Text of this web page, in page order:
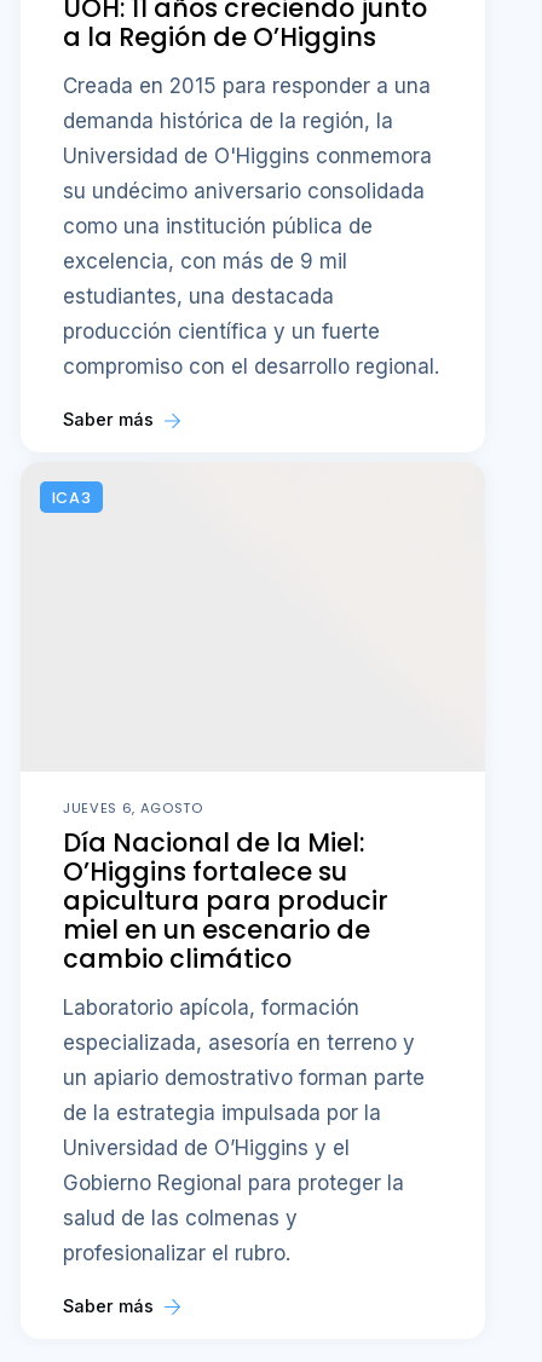
UOH: 11 años creciendo junto
a la Región de O’Higgins
Creada en 2015 para responder a una
demanda histórica de la región, la
Universidad de O'Higgins conmemora
su undécimo aniversario consolidada
como una institución pública de
excelencia, con más de 9 mil
estudiantes, una destacada
producción científica y un fuerte
compromiso con el desarrollo regional.
Saber más
ICA3
JUEVES 6, AGOSTO
Día Nacional de la Miel:
O’Higgins fortalece su
apicultura para producir
miel en un escenario de
cambio climático
Laboratorio apícola, formación
especializada, asesoría en terreno y
un apiario demostrativo forman parte
de la estrategia impulsada por la
Universidad de O’Higgins y el
Gobierno Regional para proteger la
salud de las colmenas y
profesionalizar el rubro.
Saber más